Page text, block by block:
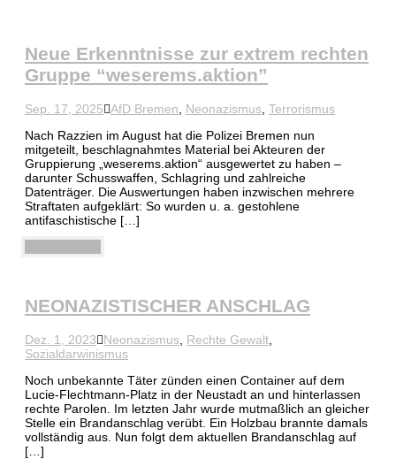
Neue Erkenntnisse zur extrem rechten
Gruppe “weserems.aktion”
Sep. 17, 2025 AfD Bremen Neonazismus Terrorismus
Nach Razzien im August hat die Polizei Bremen nun
mitgeteilt, beschlagnahmtes Material bei Akteuren der
Gruppierung „weserems.aktion“ ausgewertet zu haben –
darunter Schusswaffen, Schlagring und zahlreiche
Datenträger. Die Auswertungen haben inzwischen mehrere
Straftaten aufgeklärt: So wurden u. a. gestohlene
antifaschistische […]
NEONAZISTISCHER ANSCHLAG
Dez. 1, 2023 Neonazismus Rechte Gewalt
Sozialdarwinismus
Noch unbekannte Täter zünden einen Container auf dem
Lucie-Flechtmann-Platz in der Neustadt an und hinterlassen
rechte Parolen. Im letzten Jahr wurde mutmaßlich an gleicher
Stelle ein Brandanschlag verübt. Ein Holzbau brannte damals
vollständig aus. Nun folgt dem aktuellen Brandanschlag auf
[…]